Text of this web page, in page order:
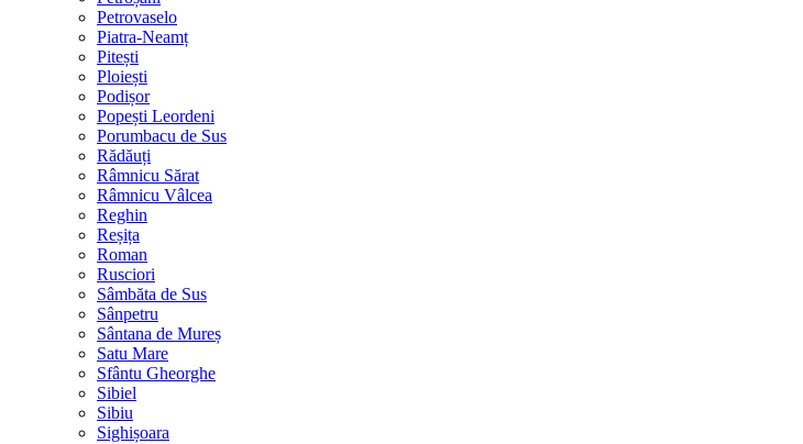
Petrovaselo
Piatra-Neamț
Pitești
Ploiești
Podișor
Popești Leordeni
Porumbacu de Sus
Rădăuți
Râmnicu Sărat
Râmnicu Vâlcea
Reghin
Reșița
Roman
Rusciori
Sâmbăta de Sus
Sânpetru
Sântana de Mureș
Satu Mare
Sfântu Gheorghe
Sibiel
Sibiu
Sighișoara